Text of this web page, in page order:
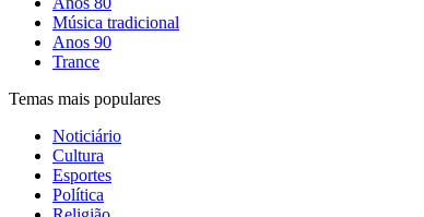
Música tradicional
Anos 90
Trance
Temas mais populares
Noticiário
Cultura
Esportes
Política